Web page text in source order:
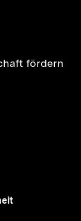
fördern